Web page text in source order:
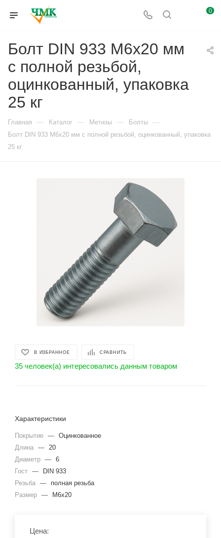
0
Болт DIN 933 М6х20 мм
с полной резьбой,
оцинкованный, упаковка
25 кг
Главная — Каталог — Метизы — Болты —
Болт DIN 933 М6х20 мм с полной резьбой, оцинкованный, упаковка
25 кг
В ИЗБРАННОЕ СРАВНИТЬ
35 человек(а) интересовались данным товаром
Характеристики
Покрытие — Оцинкованное
Длина — 20
Диаметр — 6
Гост —
DIN 933
Резьба —
полная резьба
Размер — М6х20
Цена: